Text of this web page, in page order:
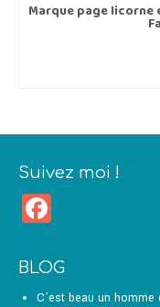
Marque page
Suivez moi !
BLOG
C’est beau un